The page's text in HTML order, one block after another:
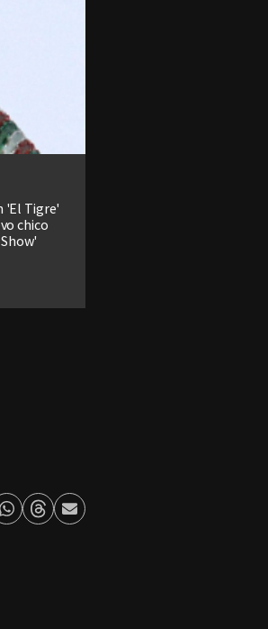
'El Tigre'
chico
Whatsapp
ThreadsEnviar